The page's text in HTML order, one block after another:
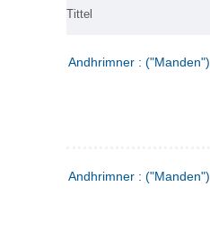
Tittel
Andhrimner : ("Manden")
Andhrimner : ("Manden")